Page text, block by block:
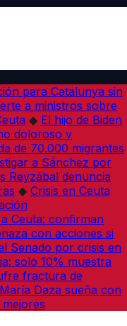
para Catalunya sin
a ministros sobre
◆ El hijo de Biden
doloroso y
de 70.000 migrantes
a Sánchez por
Reyzábal denuncia
◆ Crisis en Ceuta
Ceuta: confirman
con acciones si
Senado por crisis en
solo 10% muestra
fractura de
María Daza sueña con